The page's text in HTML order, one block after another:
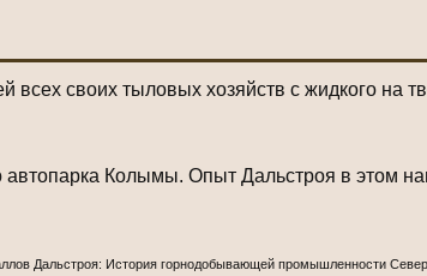
своих тыловых хозяйств с жидкого на
автопарка Колымы. Опыт Дальстроя в этом
Дальстроя: История горнодобывающей промышленности